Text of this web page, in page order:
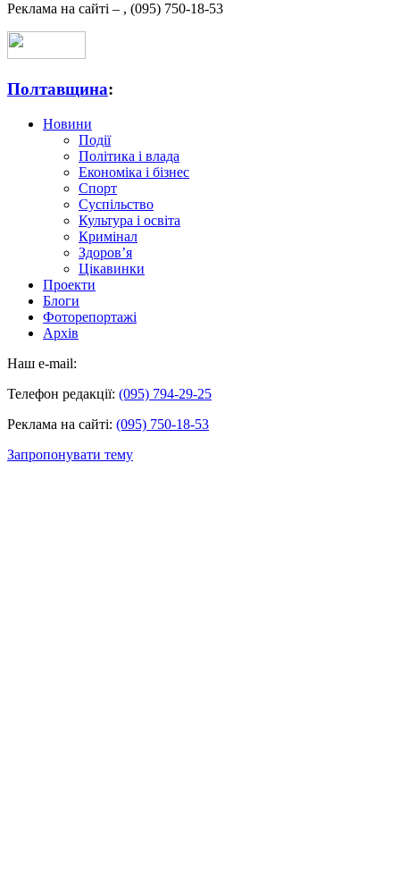
Реклама на сайті – , (095) 750-18-53
Полтавщина:
Новини
Події
Політика і влада
Економіка і бізнес
Спорт
Суспільство
Культура і освіта
Кримінал
Здоров’я
Цікавинки
Проекти
Блоги
Фоторепортажі
Архів
Наш e-mail:
Телефон редакції: (095) 794-29-25
Реклама на сайті: (095) 750-18-53
Запропонувати тему